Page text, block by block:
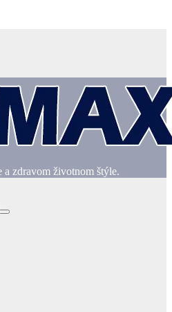
zdravom životnom štýle.